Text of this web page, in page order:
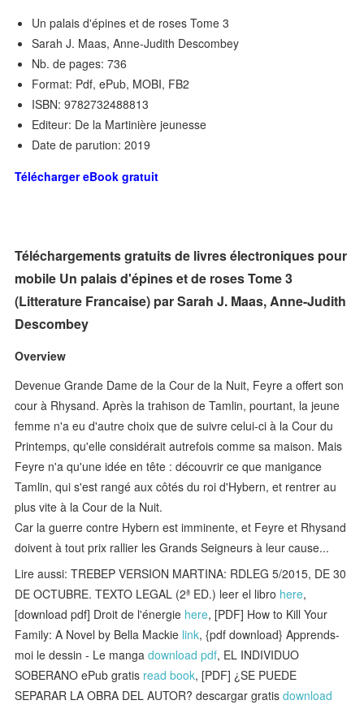
Un palais d'épines et de roses Tome 3
Sarah J. Maas, Anne-Judith Descombey
Nb. de pages: 736
Format: Pdf, ePub, MOBI, FB2
ISBN: 9782732488813
Editeur: De la Martinière jeunesse
Date de parution: 2019
Télécharger eBook gratuit
Téléchargements gratuits de livres électroniques pour
mobile Un palais d'épines et de roses Tome 3
(Litterature Francaise) par Sarah J. Maas, Anne-Judith
Descombey
Overview
Devenue Grande Dame de la Cour de la Nuit, Feyre a offert son
cour à Rhysand. Après la trahison de Tamlin, pourtant, la jeune
femme n'a eu d'autre choix que de suivre celui-ci à la Cour du
Printemps, qu'elle considérait autrefois comme sa maison. Mais
Feyre n'a qu'une idée en tête : découvrir ce que manigance
Tamlin, qui s'est rangé aux côtés du roi d'Hybern, et rentrer au
plus vite à la Cour de la Nuit.
Car la guerre contre Hybern est imminente, et Feyre et Rhysand
doivent à tout prix rallier les Grands Seigneurs à leur cause...
Lire aussi: TREBEP VERSION MARTINA: RDLEG 5/2015, DE 30
DE OCTUBRE. TEXTO LEGAL (2ª ED.) leer el libro here,
[download pdf] Droit de l'énergie here, [PDF] How to Kill Your
Family: A Novel by Bella Mackie link, {pdf download} Apprends-
moi le dessin - Le mangadownload pdf, EL INDIVIDUO
SOBERANO ePub gratis read book, [PDF] ¿SE PUEDE
SEPARAR LA OBRA DEL AUTOR? descargar gratisdownload